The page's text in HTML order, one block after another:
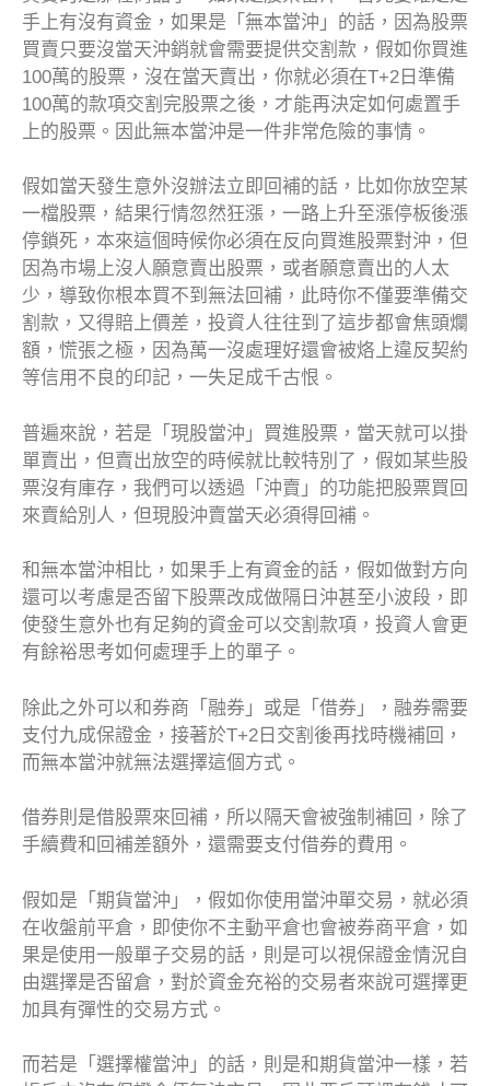
手上有沒有資金，如果是「無本當沖」的話，因為股票
買賣只要沒當天沖銷就會需要提供交割款，假如你買進
100萬的股票，沒在當天賣出，你就必須在T+2日準備
100萬的款項交割完股票之後，才能再決定如何處置手
上的股票。因此無本當沖是一件非常危險的事情。
假如當天發生意外沒辦法立即回補的話，比如你放空某
一檔股票，結果行情忽然狂漲，一路上升至漲停板後漲
停鎖死，本來這個時候你必須在反向買進股票對沖，但
因為市場上沒人願意賣出股票，或者願意賣出的人太
少，導致你根本買不到無法回補，此時你不僅要準備交
割款，又得賠上價差，投資人往往到了這步都會焦頭爛
額，慌張之極，因為萬一沒處理好還會被烙上違反契約
等信用不良的印記，一失足成千古恨。
普遍來說，若是「現股當沖」買進股票，當天就可以掛
單賣出，但賣出放空的時候就比較特別了，假如某些股
票沒有庫存，我們可以透過「沖賣」的功能把股票買回
來賣給別人，但現股沖賣當天必須得回補。
和無本當沖相比，如果手上有資金的話，假如做對方向
還可以考慮是否留下股票改成做隔日沖甚至小波段，即
使發生意外也有足夠的資金可以交割款項，投資人會更
有餘裕思考如何處理手上的單子。
除此之外可以和券商「融券」或是「借券」，融券需要
支付九成保證金，接著於T+2日交割後再找時機補回，
而無本當沖就無法選擇這個方式。
借券則是借股票來回補，所以隔天會被強制補回，除了
手續費和回補差額外，還需要支付借券的費用。
假如是「期貨當沖」，假如你使用當沖單交易，就必須
在收盤前平倉，即使你不主動平倉也會被券商平倉，如
果是使用一般單子交易的話，則是可以視保證金情況自
由選擇是否留倉，對於資金充裕的交易者來說可選擇更
加具有彈性的交易方式。
而若是「選擇權當沖」的話，則是和期貨當沖一樣，若